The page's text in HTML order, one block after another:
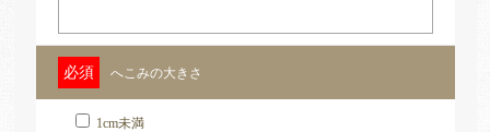
へこみの大きさ
1cm未満